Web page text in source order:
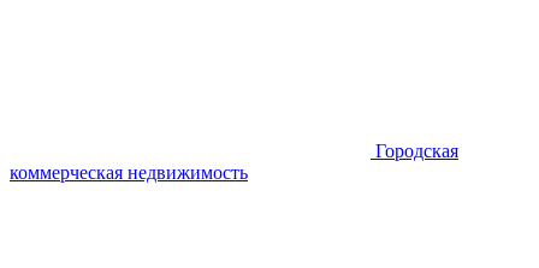
Городская
коммерческая недвижимость